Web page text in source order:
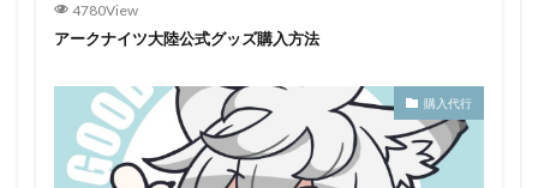
4780View
アークナイツ大陸公式グッズ購入方法
購入代行